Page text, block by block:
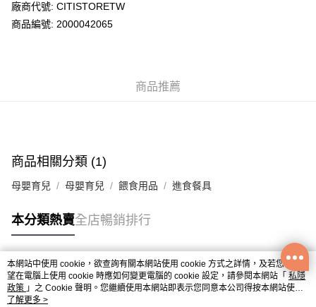
送貨方式
每筆HK$50.00，滿HK$200.00或以上免運費
UNY 門市自取
廠商代號: CITISTORETW
商品編號: 2000042065
商品推薦
商品相關分類 (1)
母嬰育兒 母嬰育兒 餵食用品 進食餐具
本分類熱賣全店暢銷排行
熱門標籤
熱銷排行
本網站中使用 cookie，欲查詢有關本網站使用 cookie 方式之詳情，及若您不希
望在電腦上使用 cookie 時應如何變更電腦的 cookie 設定，請參閱本網站「 私隱
政策 」之 Cookie 聲明。您繼續使用本網站即表示您同意本公司得按本網站使用
條款之 Cookie 聲明使用 cookie。
了解更多 >